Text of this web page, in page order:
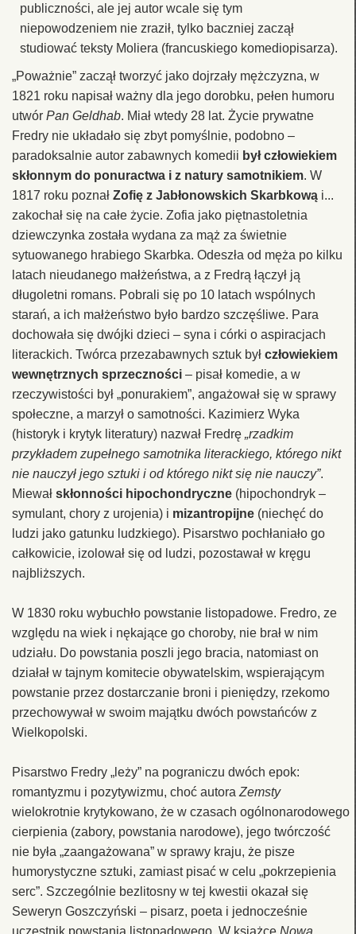
publiczności, ale jej autor wcale się tym
niepowodzeniem nie zraził, tylko baczniej zaczął
studiować teksty Moliera (francuskiego komediopisarza).
„Poważnie” zaczął tworzyć jako dojrzały mężczyzna, w
1821 roku napisał ważny dla jego dorobku, pełen humoru
utwór Pan Geldhab. Miał wtedy 28 lat. Życie prywatne
Fredry nie układało się zbyt pomyślnie, podobno –
paradoksalnie autor zabawnych komedii był człowiekiem
skłonnym do ponuractwa i z natury samotnikiem. W
1817 roku poznał Zofię z Jabłonowskich Skarbkową i...
zakochał się na całe życie. Zofia jako piętnastoletnia
dziewczynka została wydana za mąż za świetnie
sytuowanego hrabiego Skarbka. Odeszła od męża po kilku
latach nieudanego małżeństwa, a z Fredrą łączył ją
długoletni romans. Pobrali się po 10 latach wspólnych
starań, a ich małżeństwo było bardzo szczęśliwe. Para
dochowała się dwójki dzieci – syna i córki o aspiracjach
literackich. Twórca przezabawnych sztuk był człowiekiem
wewnętrznych sprzeczności – pisał komedie, a w
rzeczywistości był „ponurakiem”, angażował się w sprawy
społeczne, a marzył o samotności. Kazimierz Wyka
(historyk i krytyk literatury) nazwał Fredrę „rzadkim
przykładem zupełnego samotnika literackiego, którego nikt
nie nauczył jego sztuki i od którego nikt się nie nauczy”.
Miewał skłonności hipochondryczne (hipochondryk –
symulant, chory z urojenia) i mizantropijne (niechęć do
ludzi jako gatunku ludzkiego). Pisarstwo pochłaniało go
całkowicie, izolował się od ludzi, pozostawał w kręgu
najbliższych.
W 1830 roku wybuchło powstanie listopadowe. Fredro, ze
względu na wiek i nękające go choroby, nie brał w nim
udziału. Do powstania poszli jego bracia, natomiast on
działał w tajnym komitecie obywatelskim, wspierającym
powstanie przez dostarczanie broni i pieniędzy, rzekomo
przechowywał w swoim majątku dwóch powstańców z
Wielkopolski.
Pisarstwo Fredry „leży” na pograniczu dwóch epok:
romantyzmu i pozytywizmu, choć autora Zemsty
wielokrotnie krytykowano, że w czasach ogólnonarodowego
cierpienia (zabory, powstania narodowe), jego twórczość
nie była „zaangażowana” w sprawy kraju, że pisze
humorystyczne sztuki, zamiast pisać w celu „pokrzepienia
serc”. Szczególnie bezlitosny w tej kwestii okazał się
Seweryn Goszczyński – pisarz, poeta i jednocześnie
uczestnik powstania listopadowego. W książce Nowa